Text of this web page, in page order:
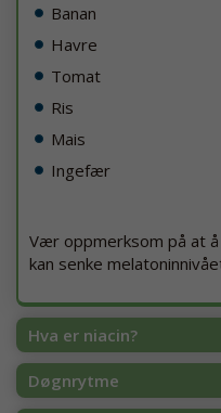
Banan
Havre
Tomat
Ris
Mais
Ingefær
Vær oppmerksom på at
kan senke
Hva er niacin?
Døgnrytme